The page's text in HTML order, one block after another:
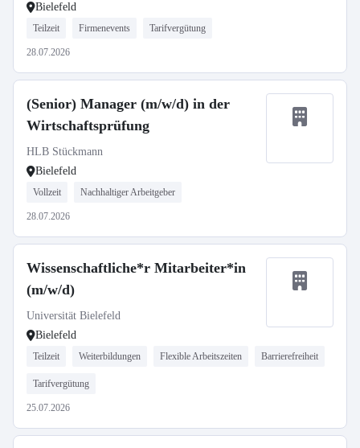
Bielefeld
Teilzeit Firmenevents Tarifvergütung
28.07.2026
(Senior) Manager (m/w/d) in der
Wirtschaftsprüfung
HLB Stückmann
Bielefeld
Vollzeit Nachhaltiger Arbeitgeber
28.07.2026
Wissenschaftliche*r Mitarbeiter*in
(m/w/d)
Universität Bielefeld
Bielefeld
Teilzeit Weiterbildungen Flexible Arbeitszeiten Barrierefreiheit
Tarifvergütung
25.07.2026